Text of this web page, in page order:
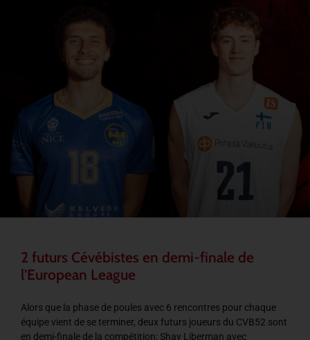
2 futurs Cévébistes en demi-finale de
l’European League
Alors que la phase de poules avec 6 rencontres pour chaque
équipe vient de se terminer, deux futurs joueurs du CVB52 sont
en demi-finale de la compétition: Shay Liberman avec